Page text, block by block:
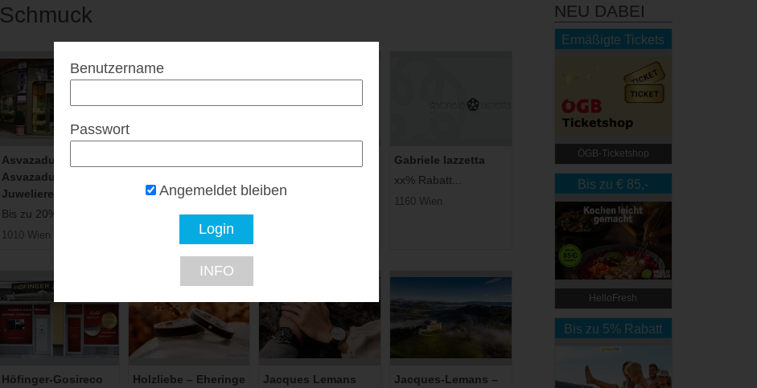
Schmuck
Asvazadurian &
Asvazadurian
Juweliere
Bis zu 20% Rabatt...
1010 Wien
10% Rabatt...
Zentrale
Gabriele Iazzetta
xx% Rabatt...
1160 Wien
Höfinger-Gosireco
Holzliebe – Eheringe
Jacques Lemans
Jacques-Lemans –
NEU DABEI
Ermäßigte Tickets
ÖGB-Ticketshop
Bis zu € 85,-
Rabatt
HelloFresh
Bis zu 5% Rabatt
Benutzername
Passwort
Angemeldet bleiben
INFO